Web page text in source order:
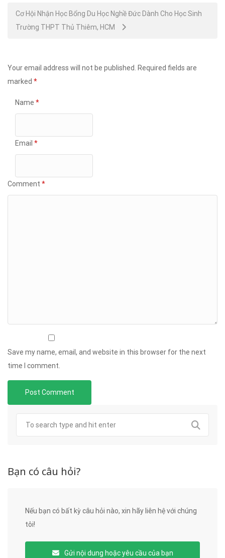
Cơ Hội Nhận Học Bổng Du Học Nghề Đức Dành Cho Học Sinh
Trường THPT Thủ Thiêm, HCM
Your email address will not be published.
Required fields are
marked *
Name *
Email *
Comment *
Save my name, email, and website in this browser for the next
time I comment.
Bạn có câu hỏi?
Nếu bạn có bất kỳ câu hỏi nào, xin hãy liên hệ với chúng
tôi!
Gửi nội dung hoặc yêu cầu của bạn